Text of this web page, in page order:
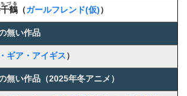
鶴
づる
（ガールフレンド(仮) ）
無い作品
ギア・アイギス ）
無い作品（2025年冬アニメ）